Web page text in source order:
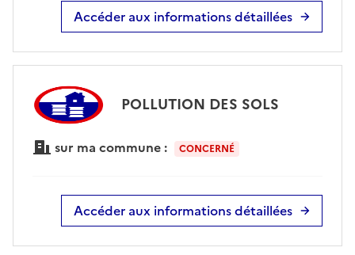
Accéder aux informations détaillées
POLLUTION DES SOLS
sur ma commune : CONCERNÉ
Accéder aux informations détaillées